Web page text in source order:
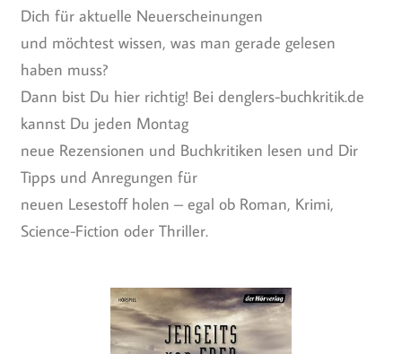
Dich für aktuelle Neuerscheinungen
und möchtest wissen, was man gerade gelesen
haben muss?
Dann bist Du hier richtig! Bei denglers-buchkritik.de
kannst Du jeden Montag
neue Rezensionen und Buchkritiken lesen und Dir
Tipps und Anregungen für
neuen Lesestoff holen – egal ob Roman, Krimi,
Science-Fiction oder Thriller.